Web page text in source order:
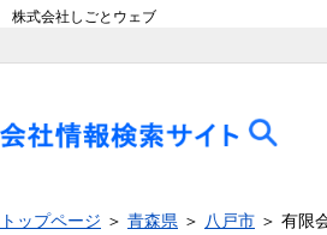
株式会社しごとウェブ
トップページ ＞ 青森県 ＞ 八戸市 ＞ 有限